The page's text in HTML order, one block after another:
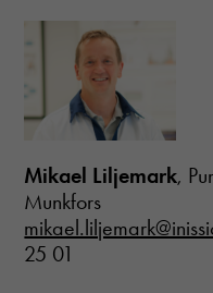
Mikael Liljemark,
Munkfors
25 01